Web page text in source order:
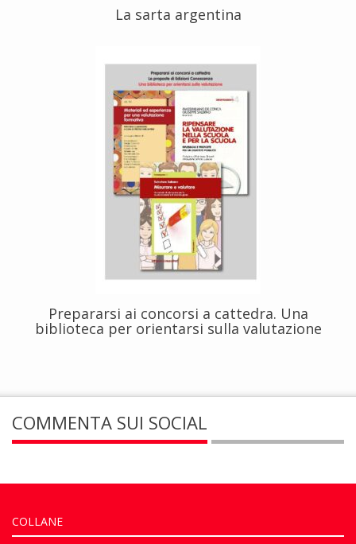
La sarta argentina
Prepararsi ai concorsi a cattedra. Una
biblioteca per orientarsi sulla valutazione
COMMENTA SUI SOCIAL
COLLANE